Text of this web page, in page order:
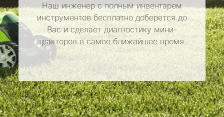
Наш инженер с полным инвентарем
инструментов бесплатно доберется до
Вас и сделает диагностику мини-
тракторов в самое ближайшее время.